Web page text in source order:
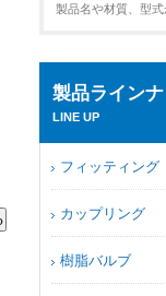
製品名や材質、型
製品ライン
LINE UP
フィッティング
カップリング
樹脂バルブ